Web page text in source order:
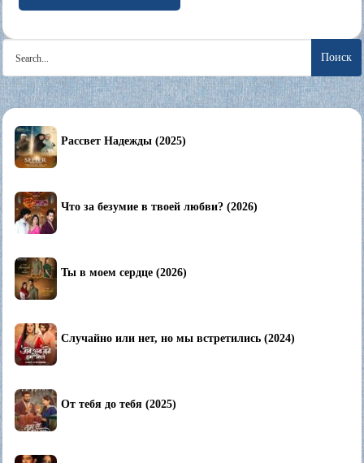
Search
for:
Рассвет Надежды (2025)
Что за безумие в твоей любви? (2026)
Ты в моем сердце (2026)
Случайно или нет, но мы встретились (2024)
От тебя до тебя (2025)